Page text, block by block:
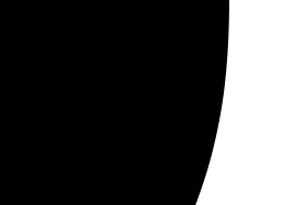
Получила книгу
ожидания! Рекомендую